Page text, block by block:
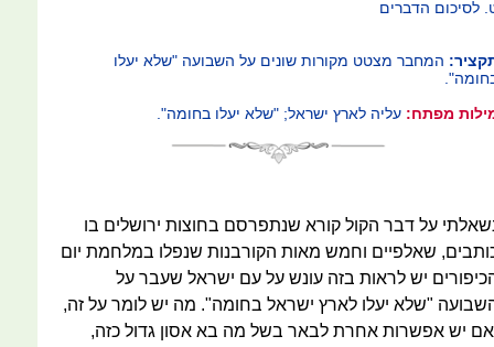
לסיכום הדברים
המחבר מצטט מקורות שונים על השבועה "שלא יעלו
מפתח: עליה לארץ ישראל; "שלא יעלו בחומה".
על דבר הקול קורא שנתפרסם בחוצות ירושלים בו
שאלפיים וחמש מאות הקורבנות שנפלו במלחמת יום
יש לראות בזה עונש על עם ישראל שעבר על
"שלא יעלו לארץ ישראל בחומה". מה יש לומר על זה,
יש אפשרות אחרת לבאר בשל מה בא אסון גדול כזה,